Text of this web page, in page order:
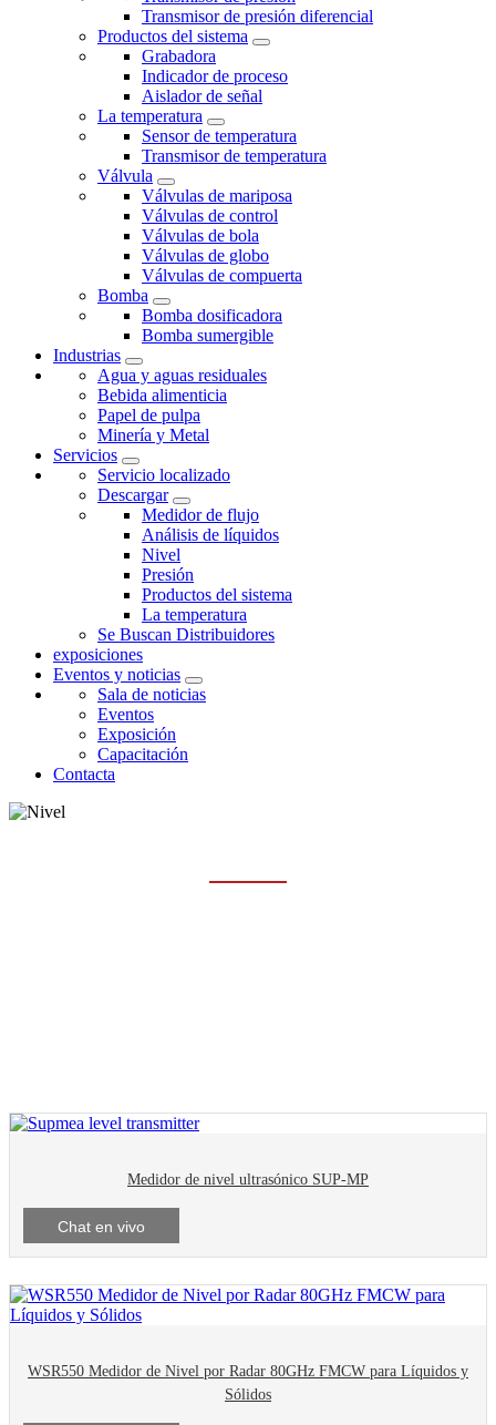
Transmisor de presión diferencial
Productos del sistema
Grabadora
Indicador de proceso
Aislador de señal
La temperatura
Sensor de temperatura
Transmisor de temperatura
Válvula
Válvulas de mariposa
Válvulas de control
Válvulas de bola
Válvulas de globo
Válvulas de compuerta
Bomba
Bomba dosificadora
Bomba sumergible
Industrias
Agua y aguas residuales
Bebida alimenticia
Papel de pulpa
Minería y Metal
Servicios
Servicio localizado
Descargar
Medidor de flujo
Análisis de líquidos
Nivel
Presión
Productos del sistema
La temperatura
Se Buscan Distribuidores
exposiciones
Eventos y noticias
Sala de noticias
Eventos
Exposición
Capacitación
Contacta
Medidor de nivel ultrasónico SUP-MP
Chat en vivo
WSR550 Medidor de Nivel por Radar 80GHz FMCW para Líquidos y
Sólidos